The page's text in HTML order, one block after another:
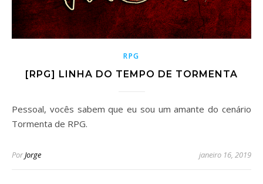
RPG
[RPG] LINHA DO TEMPO DE TORMENTA
Pessoal, vocês sabem que eu sou um amante do cenário
Tormenta de RPG.
PorJorge janeiro 16, 2019